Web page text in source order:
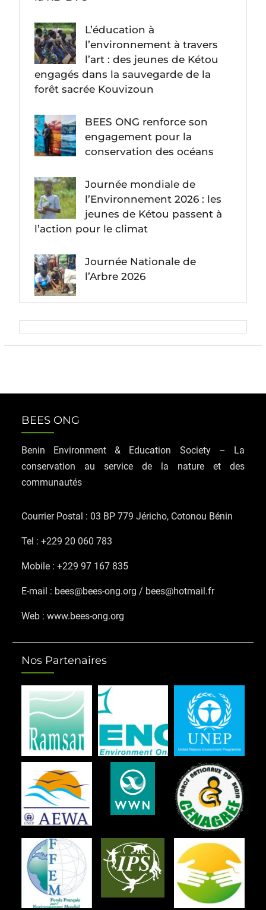
L’éducation à
l’environnement à travers
l’art : des jeunes de Kétou
engagés dans la sauvegarde de la
forêt sacrée Kouvizoun
BEES ONG renforce son
engagement pour la
conservation des océans
Journée mondiale de
l’Environnement 2026 : les
jeunes de Kétou passent à
l’action pour le climat
Journée Nationale de
l’Arbre 2026
BEES ONG
Benin Environment & Education Society – La
conservation au service de la nature et des
communautés
Courrier Postal : 03 BP 779 Jéricho, Cotonou Bénin
Tel : +229 20 060 783
Mobile : +229 97 167 835
E-mail : bees@bees-ong.org / bees@hotmail.fr
Web : www.bees-ong.org
Nos Partenaires